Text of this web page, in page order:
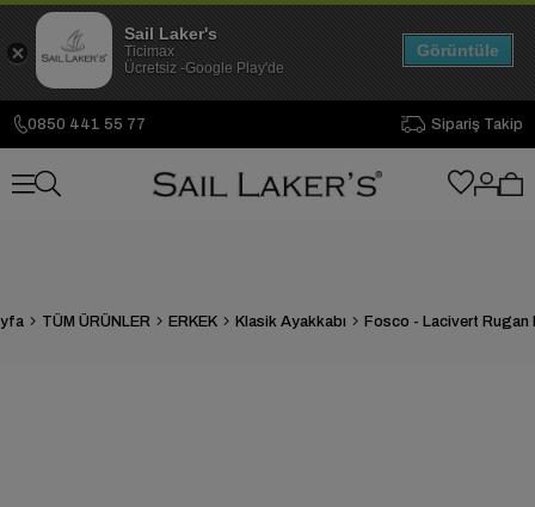
0850 441 55 77 Sipariş Takip
TÜM ÜRÜNLER ERKEK Klasik Ayakkabı
Sail Laker's
Ticimax
Ücretsiz -Google Play'de
Görüntüle